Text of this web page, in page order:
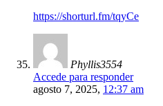
https://shorturl.fm/tqyCe
Phyllis3554
Accede para responder
agosto 7, 2025, 12:37 am